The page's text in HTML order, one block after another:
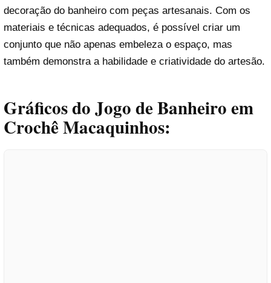
decoração do banheiro com peças artesanais. Com os
materiais e técnicas adequados, é possível criar um
conjunto que não apenas embeleza o espaço, mas
também demonstra a habilidade e criatividade do artesão.
Gráficos do Jogo de Banheiro em
Crochê Macaquinhos: